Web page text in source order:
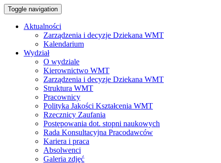
Toggle navigation
Aktualności
Zarządzenia i decyzje Dziekana WMT
Kalendarium
Wydział
O wydziale
Kierownictwo WMT
Zarządzenia i decyzje Dziekana WMT
Struktura WMT
Pracownicy
Polityka Jakości Kształcenia WMT
Rzecznicy Zaufania
Postępowania dot. stopni naukowych
Rada Konsultacyjna Pracodawców
Kariera i praca
Absolwenci
Galeria zdjęć